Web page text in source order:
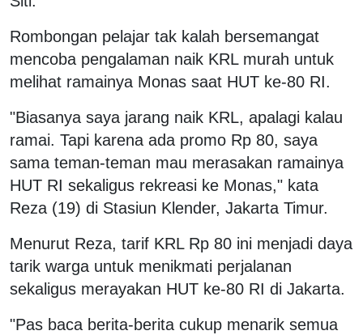
Rombongan pelajar tak kalah bersemangat
mencoba pengalaman naik KRL murah untuk
melihat ramainya Monas saat HUT ke-80 RI.
"Biasanya saya jarang naik KRL, apalagi kalau
ramai. Tapi karena ada promo Rp 80, saya
sama teman-teman mau merasakan ramainya
HUT RI sekaligus rekreasi ke Monas," kata
Reza (19) di Stasiun Klender, Jakarta Timur.
Menurut Reza, tarif KRL Rp 80 ini menjadi daya
tarik warga untuk menikmati perjalanan
sekaligus merayakan HUT ke-80 RI di Jakarta.
"Pas baca berita-berita cukup menarik semua